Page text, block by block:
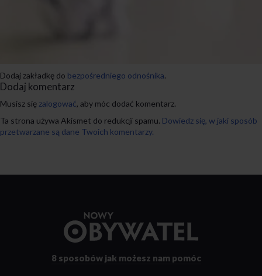
Dodaj zakładkę do bezpośredniego odnośnika.
Dodaj komentarz
Musisz się zalogować, aby móc dodać komentarz.
Ta strona używa Akismet do redukcji spamu. Dowiedz się, w jaki sposób
przetwarzane są dane Twoich komentarzy.
strony
8 sposobów jak możesz nam pomóc